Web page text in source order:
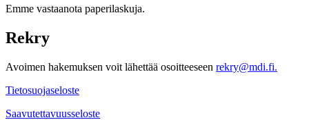
Emme vastaanota paperilaskuja.
Rekry
Avoimen hakemuksen voit lähettää osoitteeseen rekry@mdi.fi.
Tietosuojaseloste
Saavutettavuusseloste